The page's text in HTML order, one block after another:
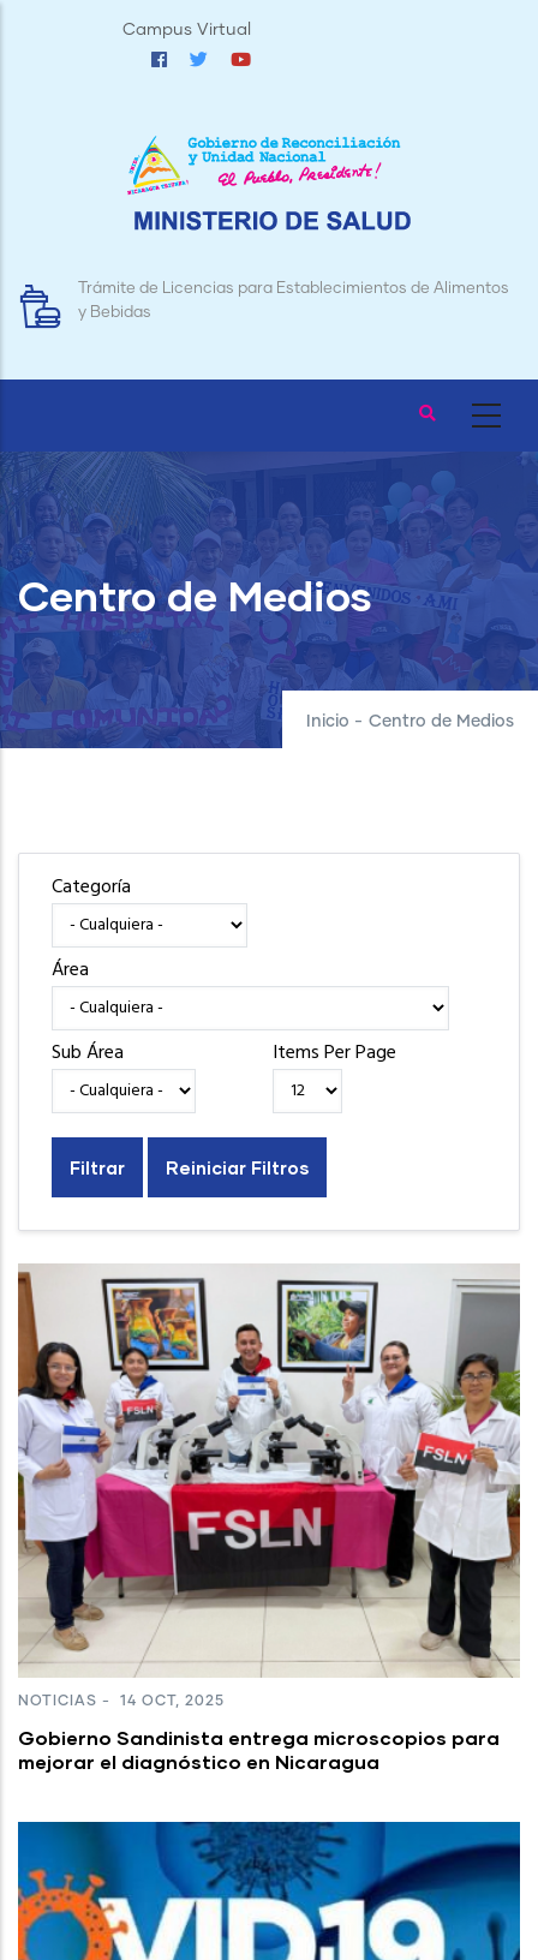
Campus Virtual
Trámite de Licencias para Establecimientos de Alimentos
y Bebidas
Centro de Medios
Inicio - Centro de Medios
Categoría
Área
Sub Área Items Per Page
NOTICIAS - 14 OCT, 2025
Gobierno Sandinista entrega microscopios para
mejorar el diagnóstico en Nicaragua